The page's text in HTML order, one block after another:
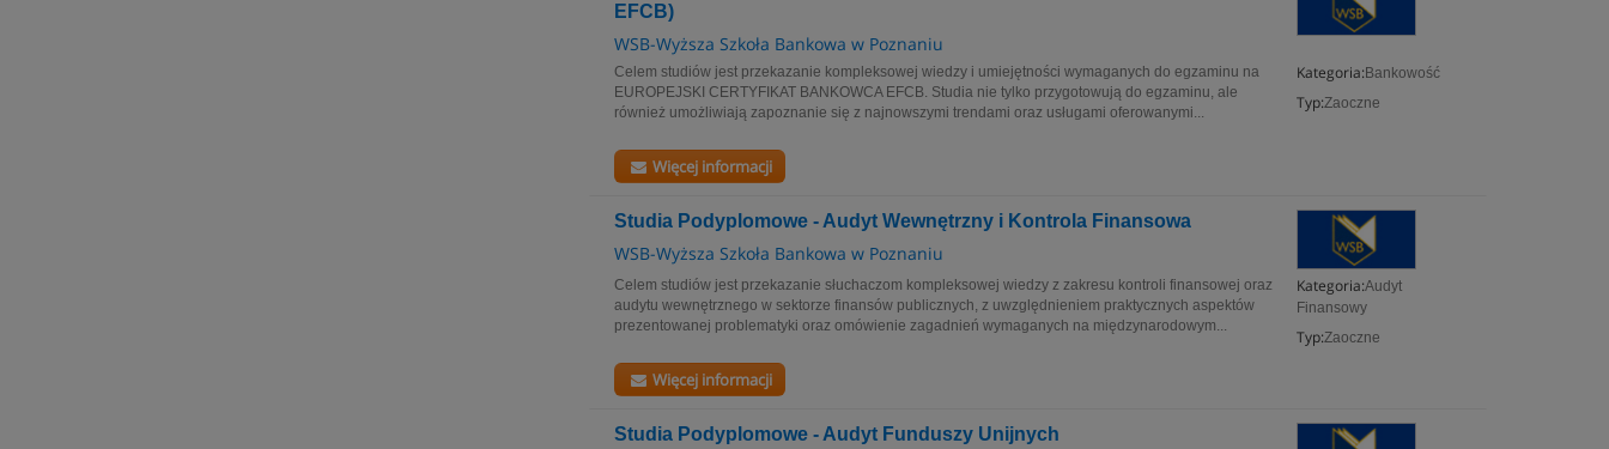
EFCB)
WSB-Wyższa Szkoła Bankowa w Poznaniu
Kategoria: Bankowość
Typ:Zaoczne
Celem studiów jest przekazanie kompleksowej wiedzy i umiejętności wymaganych do egzaminu na
EUROPEJSKI CERTYFIKAT BANKOWCA EFCB. Studia nie tylko przygotowują do egzaminu, ale
również umożliwiają zapoznanie się z najnowszymi trendami oraz usługami oferowanymi...
Więcej informacji
Studia Podyplomowe - Audyt Wewnętrzny i Kontrola Finansowa
WSB-Wyższa Szkoła Bankowa w Poznaniu
Kategoria:Audyt
Finansowy
Typ:Zaoczne
Celem studiów jest przekazanie słuchaczom kompleksowej wiedzy z zakresu kontroli finansowej oraz
audytu wewnętrznego w sektorze finansów publicznych, z uwzględnieniem praktycznych aspektów
prezentowanej problematyki oraz omówienie zagadnień wymaganych na międzynarodowym...
Więcej informacji
Studia Podyplomowe - Audyt Funduszy Unijnych